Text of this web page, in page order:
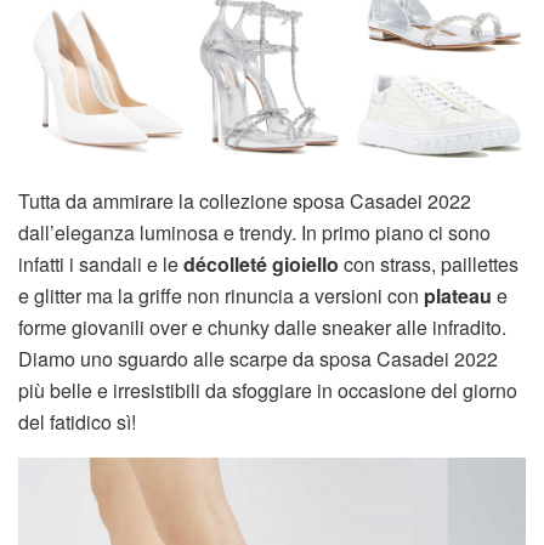
Tutta da ammirare la collezione sposa Casadei 2022
dall’eleganza luminosa e trendy. In primo piano ci sono
infatti i sandali e ledécolleté gioiello con strass, paillettes
e glitter ma la griffe non rinuncia a versioni con plateau e
forme giovanili over e chunky dalle sneaker alle infradito.
Diamo uno sguardo alle scarpe da sposa Casadei 2022
più belle e irresistibili da sfoggiare in occasione del giorno
del fatidico sì!